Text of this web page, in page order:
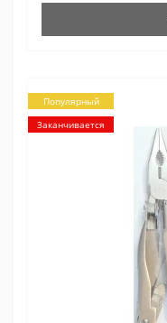
Популярный
Заканчивается